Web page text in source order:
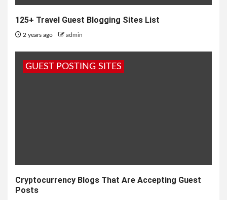
125+ Travel Guest Blogging Sites List
2 years ago admin
GUEST POSTING SITES
Cryptocurrency Blogs That Are Accepting Guest
Posts